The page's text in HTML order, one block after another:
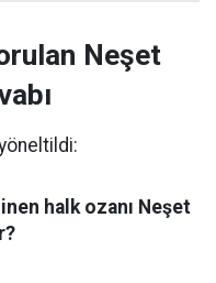
Neşet
halk ozanı Neşet